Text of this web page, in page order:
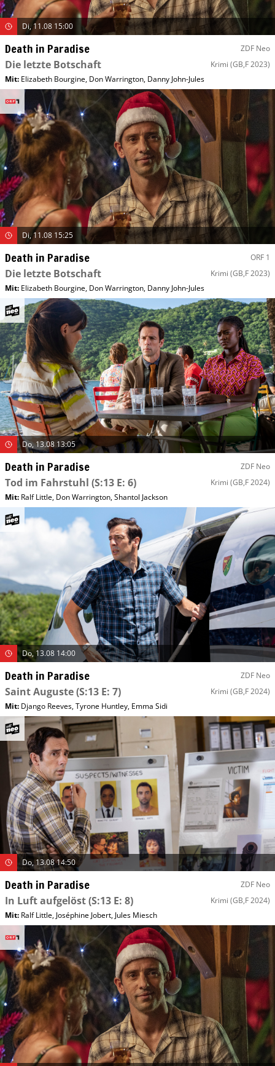
Di, 11.08 15:00
Death in Paradise ZDF Neo
Die letzte Botschaft Krimi (GB,F 2023)
Mit: Elizabeth Bourgine, Don Warrington, Danny John-Jules
Di, 11.08 15:25
Death in Paradise ORF 1
Die letzte Botschaft Krimi (GB,F 2023)
Mit: Elizabeth Bourgine, Don Warrington, Danny John-Jules
Do, 13.08 13:05
Death in Paradise ZDF Neo
Tod im Fahrstuhl (S:13 E: 6) Krimi (GB,F 2024)
Mit: Ralf Little, Don Warrington,Shantol Jackson
Do, 13.08 14:00
Death in Paradise ZDF Neo
Saint Auguste(S:13 E: 7) Krimi (GB,F 2024)
Mit: Django Reeves,Tyrone Huntley, Emma Sidi
Do, 13.08 14:50
Death in Paradise ZDF Neo
In Luft aufgelöst(S:13 E: 8) Krimi (GB,F 2024)
Mit: Ralf Little, Joséphine Jobert, Jules Miesch